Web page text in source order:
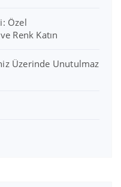
Özel
Renk Katın
Üzerinde Unutulmaz